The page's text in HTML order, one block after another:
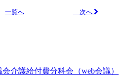
一覧へ 次へ
介護給付費分科会（web会議）